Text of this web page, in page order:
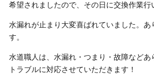
希望されましたので、その日に交換作業行
水漏れが止まり大変喜ばれていました。あ
す。
水道職人は、水漏れ・つまり・故障などあ
トラブルに対応させていただきます！